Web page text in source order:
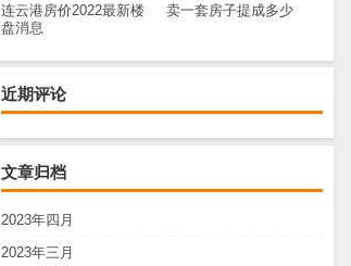
连云港房价2022最新楼
盘消息
卖一套房子提成多少
近期评论
文章归档
2023年四月
2023年三月